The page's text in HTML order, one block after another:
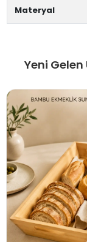
Materyal
Yeni Gelen